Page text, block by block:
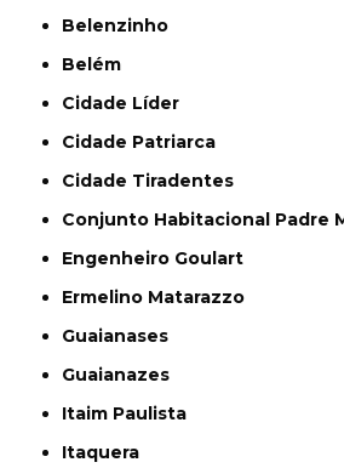
Belenzinho
Belém
Cidade Líder
Cidade Patriarca
Cidade Tiradentes
Conjunto Habitacional Padre
Engenheiro Goulart
Ermelino Matarazzo
Guaianases
Guaianazes
Itaim Paulista
Itaquera